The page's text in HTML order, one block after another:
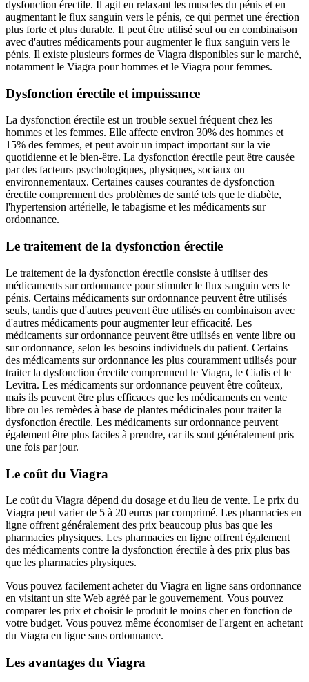
dysfonction érectile. Il agit en relaxant les muscles du pénis et en
augmentant le flux sanguin vers le pénis, ce qui permet une érection
plus forte et plus durable. Il peut être utilisé seul ou en combinaison
avec d'autres médicaments pour augmenter le flux sanguin vers le
pénis. Il existe plusieurs formes de Viagra disponibles sur le marché,
notamment le Viagra pour hommes et le Viagra pour femmes.
Dysfonction érectile et impuissance
La dysfonction érectile est un trouble sexuel fréquent chez les
hommes et les femmes. Elle affecte environ 30% des hommes et
15% des femmes, et peut avoir un impact important sur la vie
quotidienne et le bien-être. La dysfonction érectile peut être causée
par des facteurs psychologiques, physiques, sociaux ou
environnementaux. Certaines causes courantes de dysfonction
érectile comprennent des problèmes de santé tels que le diabète,
l'hypertension artérielle, le tabagisme et les médicaments sur
ordonnance.
Le traitement de la dysfonction érectile
Le traitement de la dysfonction érectile consiste à utiliser des
médicaments sur ordonnance pour stimuler le flux sanguin vers le
pénis. Certains médicaments sur ordonnance peuvent être utilisés
seuls, tandis que d'autres peuvent être utilisés en combinaison avec
d'autres médicaments pour augmenter leur efficacité. Les
médicaments sur ordonnance peuvent être utilisés en vente libre ou
sur ordonnance, selon les besoins individuels du patient. Certains
des médicaments sur ordonnance les plus couramment utilisés pour
traiter la dysfonction érectile comprennent le Viagra, le Cialis et le
Levitra. Les médicaments sur ordonnance peuvent être coûteux,
mais ils peuvent être plus efficaces que les médicaments en vente
libre ou les remèdes à base de plantes médicinales pour traiter la
dysfonction érectile. Les médicaments sur ordonnance peuvent
également être plus faciles à prendre, car ils sont généralement pris
une fois par jour.
Le coût du Viagra
Le coût du Viagra dépend du dosage et du lieu de vente. Le prix du
Viagra peut varier de 5 à 20 euros par comprimé. Les pharmacies en
ligne offrent généralement des prix beaucoup plus bas que les
pharmacies physiques. Les pharmacies en ligne offrent également
des médicaments contre la dysfonction érectile à des prix plus bas
que les pharmacies physiques.
Vous pouvez facilement acheter du Viagra en ligne sans ordonnance
en visitant un site Web agréé par le gouvernement. Vous pouvez
comparer les prix et choisir le produit le moins cher en fonction de
votre budget. Vous pouvez même économiser de l'argent en achetant
du Viagra en ligne sans ordonnance.
Les avantages du Viagra